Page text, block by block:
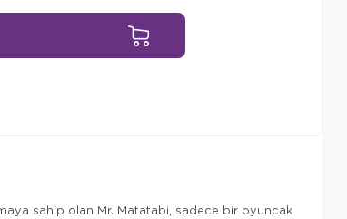
sahip olan Mr. Matatabi, sadece bir oyuncak